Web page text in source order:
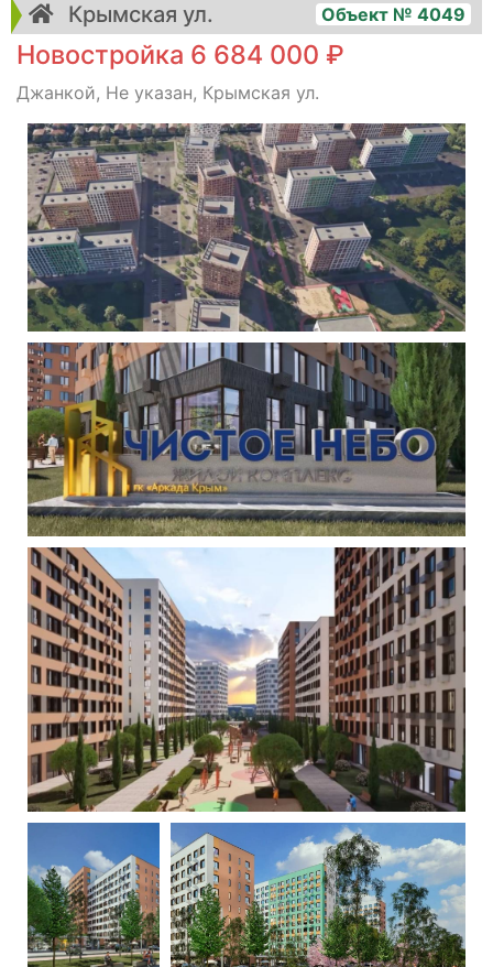
Крымская ул. Объект № 4049
Новостройка 6 684 000 ₽
Джанкой, Не указан, Крымская ул.